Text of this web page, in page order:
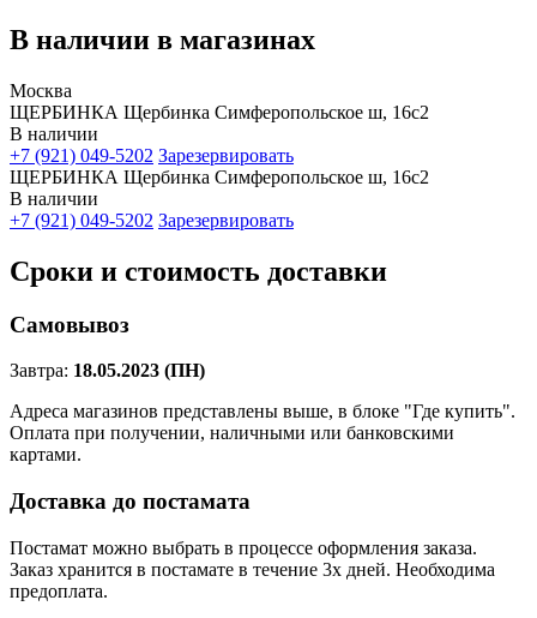
В наличии в магазинах
Москва
ЩЕРБИНКА Щербинка Симферопольское ш, 16с2
В наличии
+7 (921) 049-5202 Зарезервировать
ЩЕРБИНКА Щербинка Симферопольское ш, 16с2
В наличии
+7 (921) 049-5202 Зарезервировать
Сроки и стоимость доставки
Самовывоз
Завтра: 18.05.2023 (ПН)
Адреса магазинов представлены выше, в блоке "Где купить".
Оплата при получении, наличными или банковскими
картами.
Доставка до постамата
Постамат можно выбрать в процессе оформления заказа.
Заказ хранится в постамате в течение 3х дней. Необходима
предоплата.